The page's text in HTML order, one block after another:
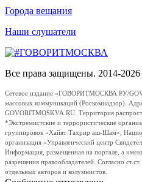
Города вещания
Наши слушатели
Все права защищены. 2014-
Сетевое издание «ГОВОРИТМОСКВА.РУ/
массовых коммуникаций (Роскомнадзор).
GOVORITMOSKVA.RU. Территория
*Экстремистские и террористические
группировок «Хайят Тахрир аш-Шам»,
организация «Управленческий центр
Информация, размещенная на портале, а
разрешения правообладателей. Согласно
отдельных авторов и колумнистов.